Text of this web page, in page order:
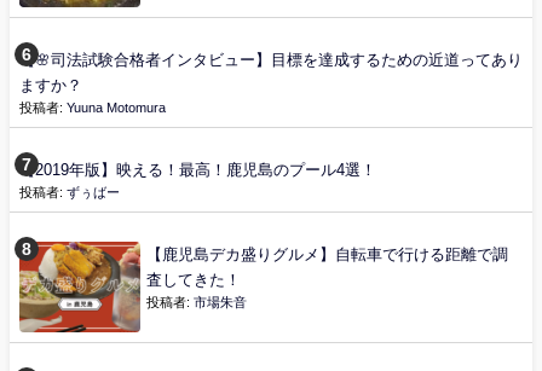
【🌸司法試験合格者インタビュー】目標を達成するための近道ってあり
ますか？
投稿者: Yuuna Motomura
【2019年版】映える！最高！鹿児島のプール4選！
投稿者: ずぅばー
【鹿児島デカ盛りグルメ】自転車で行ける距離で調
査してきた！
投稿者: 市場朱音